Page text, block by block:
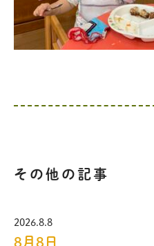
その他の記事
2026.8.8
8月8日